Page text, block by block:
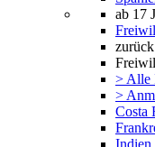
ab 17
zurück
> Alle
>
Costa
Indien